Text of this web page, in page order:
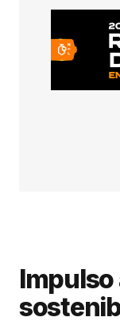
Impulso